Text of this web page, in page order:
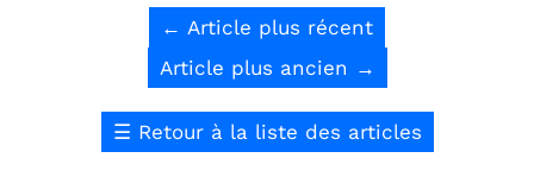
← Article plus récent
Article plus ancien →
☰ Retour à la liste des articles